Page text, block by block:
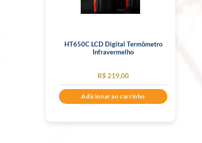
HT650C LCD Digital Termômetro
Infravermelho
R$ 219,00
Adicionar ao carrinho